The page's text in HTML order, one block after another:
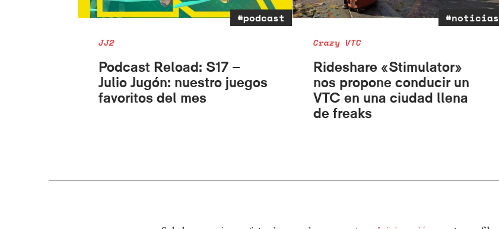
#podcast
JJ2
Podcast Reload: S17 –
Julio Jugón: nuestro juegos
favoritos del mes
#noticias
Crazy VTC
Rideshare «Stimulator»
nos propone conducir un
VTC en una ciudad llena
de freaks